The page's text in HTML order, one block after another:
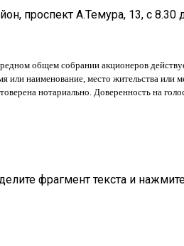
проспект А.Темура, 13, с 8.30
общем собрании акционеров
или наименование, место жительства
нотариально. Доверенность на
фрагмент текста и